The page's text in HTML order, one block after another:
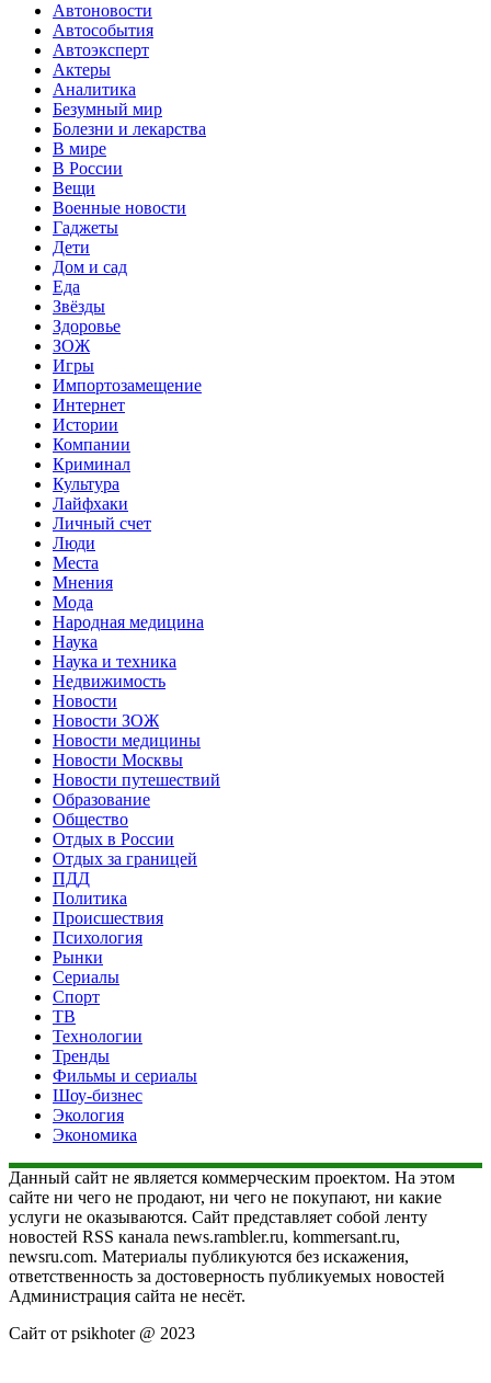
Автоновости
Автособытия
Автоэксперт
Актеры
Аналитика
Безумный мир
Болезни и лекарства
В мире
В России
Вещи
Военные новости
Гаджеты
Дети
Дом и сад
Еда
Звёзды
Здоровье
ЗОЖ
Игры
Импортозамещение
Интернет
Истории
Компании
Криминал
Культура
Лайфхаки
Личный счет
Люди
Места
Мнения
Мода
Народная медицина
Наука
Наука и техника
Недвижимость
Новости
Новости ЗОЖ
Новости медицины
Новости Москвы
Новости путешествий
Образование
Общество
Отдых в России
Отдых за границей
ПДД
Политика
Происшествия
Психология
Рынки
Сериалы
Спорт
ТВ
Технологии
Тренды
Фильмы и сериалы
Шоу-бизнес
Экология
Экономика
Данный сайт не является коммерческим проектом. На этом
сайте ни чего не продают, ни чего не покупают, ни какие
услуги не оказываются. Сайт представляет собой ленту
новостей RSS канала news.rambler.ru, kommersant.ru,
newsru.com. Материалы публикуются без искажения,
ответственность за достоверность публикуемых новостей
Администрация сайта не несёт.
Сайт от psikhoter @ 2023